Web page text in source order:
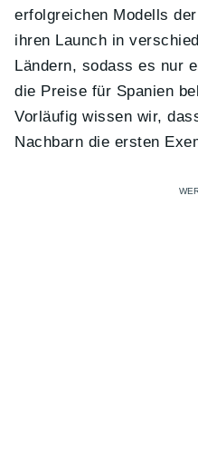
erfolgreichen Modells
ihren Launch in
Ländern, sodass es nur
die Preise für Spanien
Vorläufig wissen wir,
Nachbarn die ersten